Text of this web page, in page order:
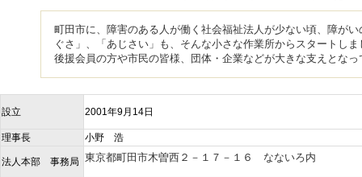
町田市に、障害のある人が働く社会福祉法人が少ない頃、障が
ぐさ」、「あじさい」も、そんな小さな作業所からスタートし
後援会員の方や市民の皆様、団体・企業などが大きな支えとな
設立 2001年9月14日
理事長 小野 浩
法人本部 事務局 東京都町田市木曽西２－１７－１６ なないろ内